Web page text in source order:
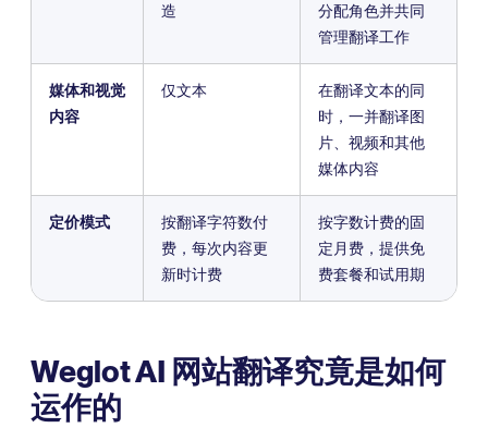
造
分配角色并共同
管理翻译工作
媒体和视觉
内容
仅文本
在翻译文本的同
时，一并翻译图
片、视频和其他
媒体内容
定价模式
按翻译字符数付
费，每次内容更
新时计费
按字数计费的固
定月费，提供免
费套餐和试用期
Weglot AI 网站翻译究竟是如何
运作的